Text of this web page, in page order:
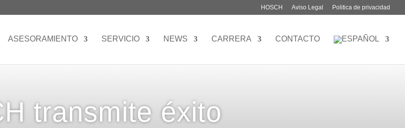
HOSCH Aviso Legal Politica de privacidad
ASESORAMIENTO SERVICIO NEWS CARRERA CONTACTO
transmite éxito